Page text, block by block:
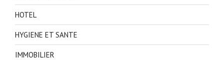
HOTEL
HYGIENE ET SANTE
IMMOBILIER